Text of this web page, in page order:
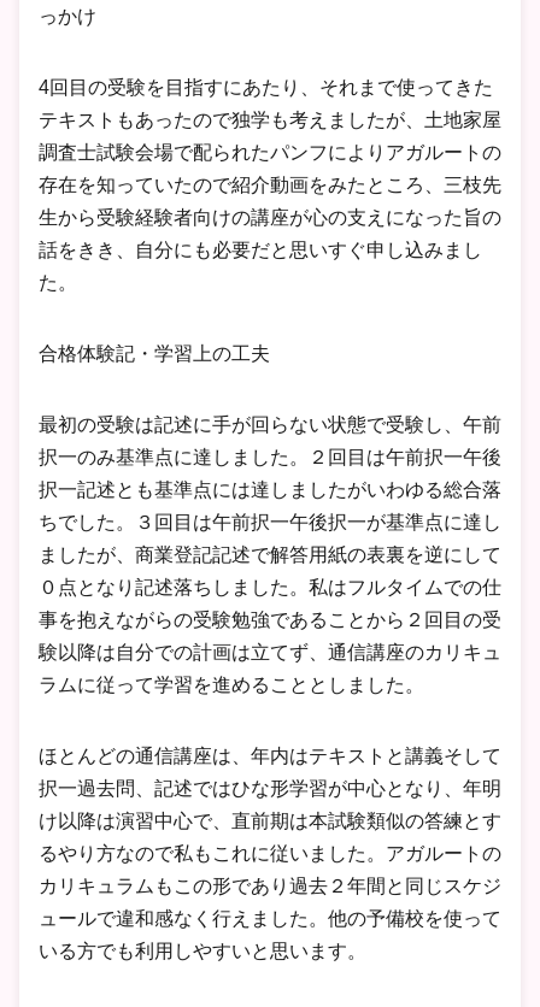
っかけ
4回目の受験を目指すにあたり、それまで使ってきた
テキストもあったので独学も考えましたが、土地家屋
調査士試験会場で配られたパンフによりアガルートの
存在を知っていたので紹介動画をみたところ、三枝先
生から受験経験者向けの講座が心の支えになった旨の
話をきき、自分にも必要だと思いすぐ申し込みまし
た。
合格体験記・学習上の工夫
最初の受験は記述に手が回らない状態で受験し、午前
択一のみ基準点に達しました。２回目は午前択一午後
択一記述とも基準点には達しましたがいわゆる総合落
ちでした。３回目は午前択一午後択一が基準点に達し
ましたが、商業登記記述で解答用紙の表裏を逆にして
０点となり記述落ちしました。私はフルタイムでの仕
事を抱えながらの受験勉強であることから２回目の受
験以降は自分での計画は立てず、通信講座のカリキュ
ラムに従って学習を進めることとしました。
ほとんどの通信講座は、年内はテキストと講義そして
択一過去問、記述ではひな形学習が中心となり、年明
け以降は演習中心で、直前期は本試験類似の答練とす
るやり方なので私もこれに従いました。アガルートの
カリキュラムもこの形であり過去２年間と同じスケジ
ュールで違和感なく行えました。他の予備校を使って
いる方でも利用しやすいと思います。